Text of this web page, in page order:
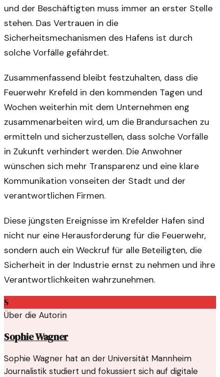
und der Beschäftigten muss immer an erster Stelle
stehen. Das Vertrauen in die
Sicherheitsmechanismen des Hafens ist durch
solche Vorfälle gefährdet.
Zusammenfassend bleibt festzuhalten, dass die
Feuerwehr Krefeld in den kommenden Tagen und
Wochen weiterhin mit dem Unternehmen eng
zusammenarbeiten wird, um die Brandursachen zu
ermitteln und sicherzustellen, dass solche Vorfälle
in Zukunft verhindert werden. Die Anwohner
wünschen sich mehr Transparenz und eine klare
Kommunikation vonseiten der Stadt und der
verantwortlichen Firmen.
Diese jüngsten Ereignisse im Krefelder Hafen sind
nicht nur eine Herausforderung für die Feuerwehr,
sondern auch ein Weckruf für alle Beteiligten, die
Sicherheit in der Industrie ernst zu nehmen und ihre
Verantwortlichkeiten wahrzunehmen.
S
Über die Autorin
Sophie Wagner
Sophie Wagner hat an der Universität Mannheim
Journalistik studiert und fokussiert sich auf digitale